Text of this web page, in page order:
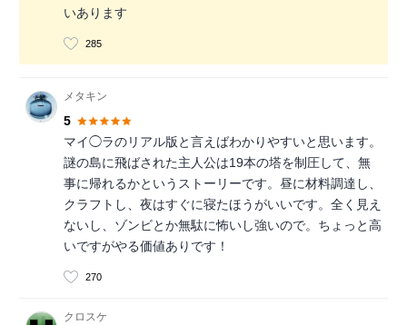
いあります
285
メタキン
5
マイ◯ラのリアル版と言えばわかりやすいと思います。
謎の島に飛ばされた主人公は19本の塔を制圧して、無
事に帰れるかというストーリーです。昼に材料調達し、
クラフトし、夜はすぐに寝たほうがいいです。全く見え
ないし、ゾンビとか無駄に怖いし強いので。ちょっと高
いですがやる価値ありです！
270
クロスケ